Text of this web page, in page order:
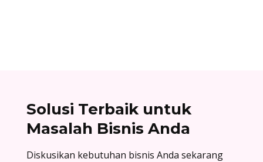
Solusi Terbaik untuk
Masalah Bisnis Anda
Diskusikan kebutuhan bisnis Anda sekarang